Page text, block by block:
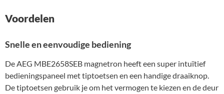
Voordelen
Snelle en eenvoudige bediening
De AEG MBE2658SEB magnetron heeft een super intuïtief
bedieningspaneel met tiptoetsen en een handige draaiknop.
De tiptoetsen gebruik je om het vermogen te kiezen en de deur